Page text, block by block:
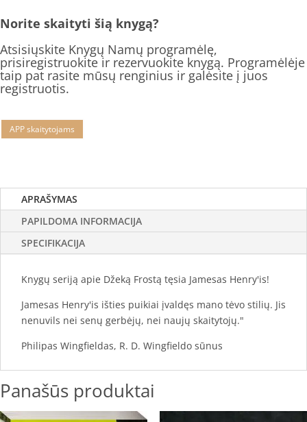
Norite skaityti šią knygą?
Atsisiųskite Knygų Namų programėlę,
prisiregistruokite ir rezervuokite knygą. Programėlėje
taip pat rasite mūsų renginius ir galėsite į juos
registruotis.
APP skaitytojams
APRAŠYMAS
PAPILDOMA INFORMACIJA
SPECIFIKACIJA
Knygų seriją apie Džeką Frostą tęsia Jamesas Henry'is!
Jamesas Henry'is išties puikiai įvaldęs mano tėvo stilių. Jis
nenuvils nei senų gerbėjų, nei naujų skaitytojų."
Philipas Wingfieldas, R. D. Wingfieldo sūnus
Panašūs produktai